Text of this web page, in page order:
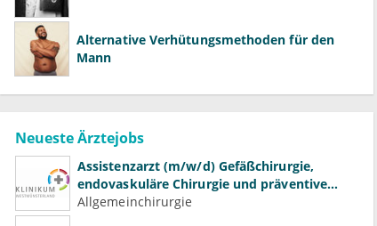
Alternative Verhütungsmethoden für den
Mann
Neueste Ärztejobs
Assistenzarzt (m/w/d) Gefäßchirurgie,
endovaskuläre Chirurgie und präventive
Gefäßmedizin
Allgemeinchirurgie